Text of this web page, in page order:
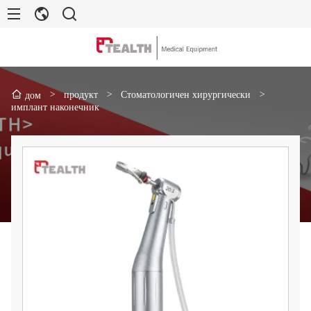
дом > продукт > Стоматологичен хирургически
>
имплант наконечник